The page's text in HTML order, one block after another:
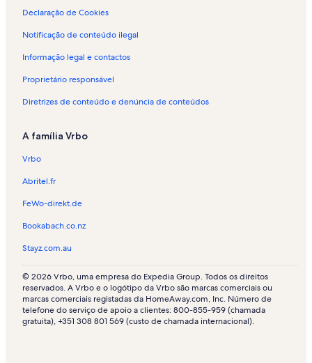
Declaração de Cookies
Notificação de conteúdo ilegal
Informação legal e contactos
Proprietário responsável
Diretrizes de conteúdo e denúncia de conteúdos
A família Vrbo
Vrbo
Abritel.fr
FeWo-direkt.de
Bookabach.co.nz
Stayz.com.au
© 2026 Vrbo, uma empresa do Expedia Group. Todos os direitos
reservados. A Vrbo e o logótipo da Vrbo são marcas comerciais ou
marcas comerciais registadas da HomeAway.com, Inc. Número de
telefone do serviço de apoio a clientes: 800-855-959 (chamada
gratuita), +351 308 801 569 (custo de chamada internacional).